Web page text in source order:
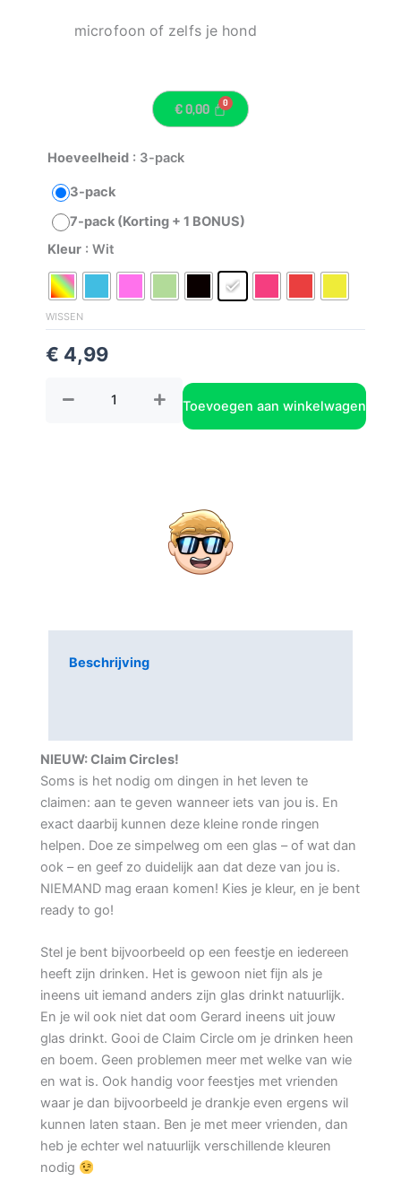
microfoon of zelfs je hond
€0,00
Hoeveelheid : 3-pack
3-pack
7-pack (Korting + 1 BONUS)
Kleur : Wit
WISSEN
€ 4,99
Claim
aantal
Toevoegen aan winkelwagen
Beschrijving
NIEUW: Claim Circles!
Soms is het nodig om dingen in het leven te
claimen: aan te geven wanneer iets van jou is. En
exact daarbij kunnen deze kleine ronde ringen
helpen. Doe ze simpelweg om een glas – of wat dan
ook – en geef zo duidelijk aan dat deze van jou is.
NIEMAND mag eraan komen! Kies je kleur, en je bent
ready to go!
Stel je bent bijvoorbeeld op een feestje en iedereen
heeft zijn drinken. Het is gewoon niet fijn als je
ineens uit iemand anders zijn glas drinkt natuurlijk.
En je wil ook niet dat oom Gerard ineens uit jouw
glas drinkt. Gooi de Claim Circle om je drinken heen
en boem. Geen problemen meer met welke van wie
en wat is. Ook handig voor feestjes met vrienden
waar je dan bijvoorbeeld je drankje even ergens wil
kunnen laten staan. Ben je met meer vrienden, dan
heb je echter wel natuurlijk verschillende kleuren
nodig